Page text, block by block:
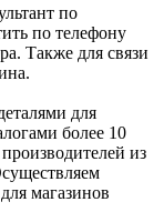
по
по телефону
Также для связи
для
более 10
из
магазинов